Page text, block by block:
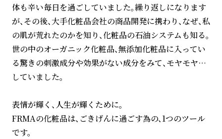
体も辛い毎日を過ごしていました。繰り返しになります
が、その後、大手化粧品会社の商品開発に携わり、なぜ、私
の肌が荒れたのかを知り、化粧品の石油システムも知る。
世の中のオーガニック化粧品、無添加化粧品に入ってい
る驚きの刺激成分や効果がない成分をみて、モヤモヤ…
していました。
表情が輝く、人生が輝くために。
FRMAの化粧品は、ごきげんに過ごす為の、1つのツール
です。